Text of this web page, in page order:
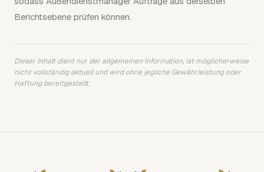
Berichtsebene prüfen können.
Dieser Inhalt dient nur der allgemeinen Information, ist möglicherweise
nicht vollständig aktuell und wird ohne jegliche Gewährleistung oder
Haftung bereitgestellt.